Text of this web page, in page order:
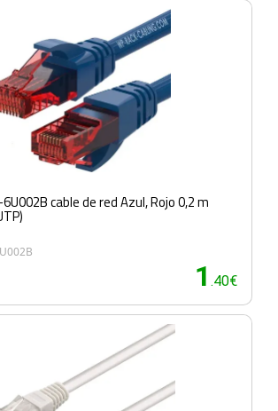
cable de red Azul, Rojo 0,2 m
1 .40€